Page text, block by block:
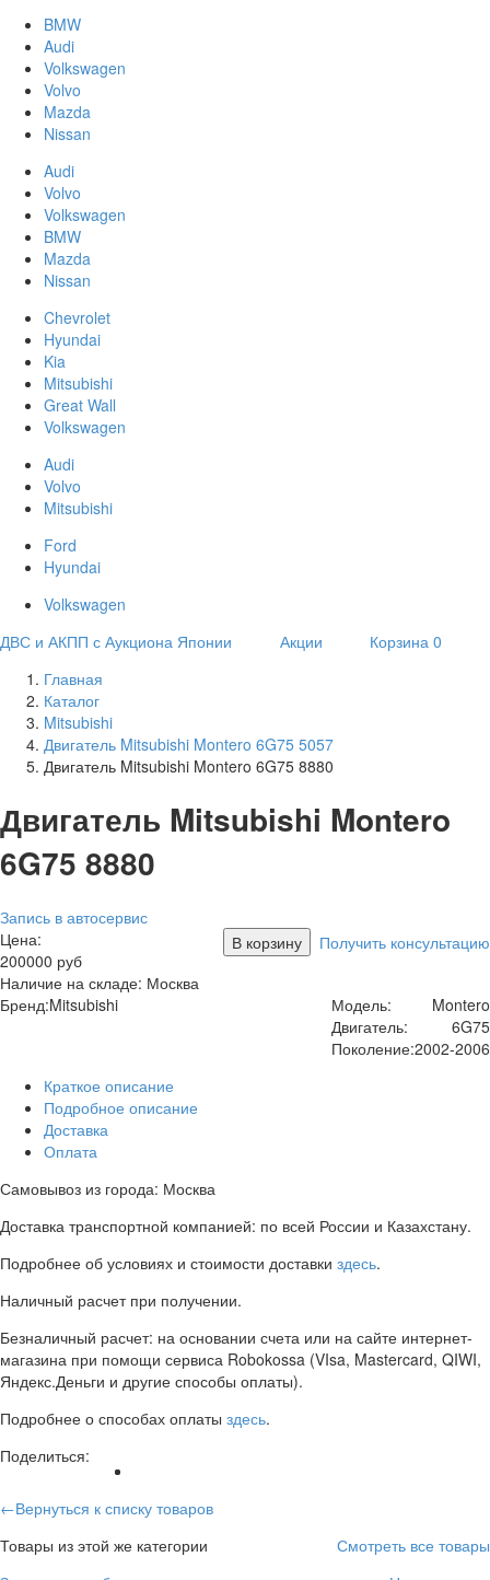
BMW
Audi
Volkswagen
Volvo
Mazda
Nissan
Audi
Volvo
Volkswagen
BMW
Mazda
Nissan
Chevrolet
Hyundai
Kia
Mitsubishi
Great Wall
Volkswagen
Audi
Volvo
Mitsubishi
Ford
Hyundai
Volkswagen
ДВС и АКПП с Аукциона Японии
Акции Корзина0
Главная
Каталог
Mitsubishi
Двигатель Mitsubishi Montero 6G75 5057
Двигатель Mitsubishi Montero 6G75 8880
Двигатель Mitsubishi Montero
6G75 8880
Запись в автосервис
Цена:
200000 руб
Наличие на складе: Москва
В корзину Получить консультацию
Бренд:Mitsubishi Модель:
Montero
Двигатель:
6G75
Поколение:2002-2006
Краткое описание
Подробное описание
Доставка
Оплата
Самовывоз из города: Москва
Доставка транспортной компанией: по всей России и Казахстану.
Подробнее об условиях и стоимости доставки здесь.
Наличный расчет при получении.
Безналичный расчет: на основании счета или на сайте интернет-
магазина при помощи сервиса Robokossa (VIsa, Mastercard, QIWI,
Яндекс.Деньги и другие способы оплаты).
Подробнее о способах оплаты здесь.
Поделиться:
←Вернуться к списку товаров
Товары из этой же категории
Смотреть все товары